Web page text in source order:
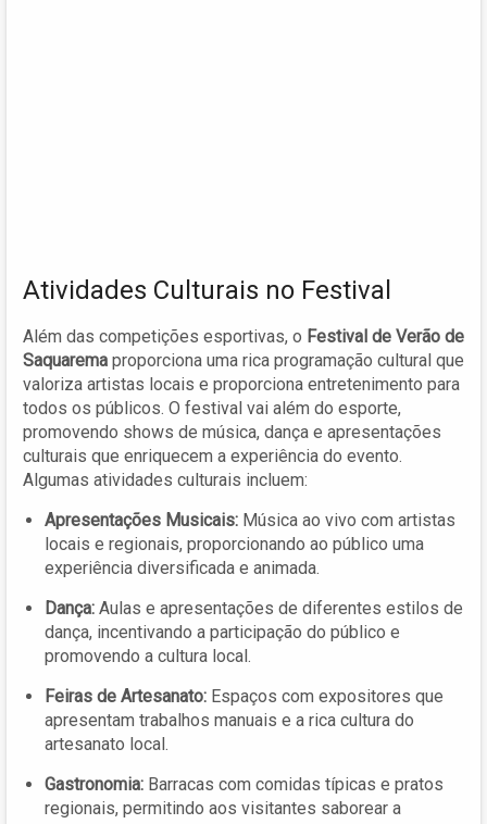
Atividades Culturais no Festival
Além das competições esportivas, o Festival de Verão de
Saquarema proporciona uma rica programação cultural que
valoriza artistas locais e proporciona entretenimento para
todos os públicos. O festival vai além do esporte,
promovendo shows de música, dança e apresentações
culturais que enriquecem a experiência do evento.
Algumas atividades culturais incluem:
Apresentações Musicais: Música ao vivo com artistas
locais e regionais, proporcionando ao público uma
experiência diversificada e animada.
Dança: Aulas e apresentações de diferentes estilos de
dança, incentivando a participação do público e
promovendo a cultura local.
Feiras de Artesanato: Espaços com expositores que
apresentam trabalhos manuais e a rica cultura do
artesanato local.
Gastronomia: Barracas com comidas típicas e pratos
regionais, permitindo aos visitantes saborear a